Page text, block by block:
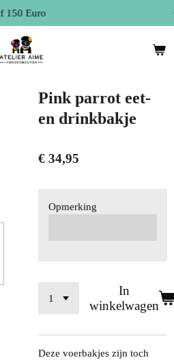
Fysieke winkel te 9300 Aalst (België)
Pink parrot eet-
en drinkbakje
€ 34,95
Opmerking
In
winkelwagen
Deze voerbakjes zijn toch